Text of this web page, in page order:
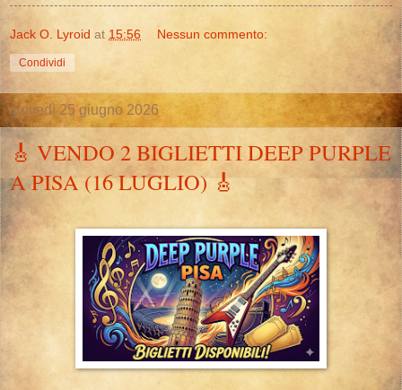
Jack O. Lyroid at 15:56 Nessun commento:
Condividi
giovedì 25 giugno 2026
​🎸 VENDO 2 BIGLIETTI DEEP PURPLE
A PISA (16 LUGLIO) 🎸